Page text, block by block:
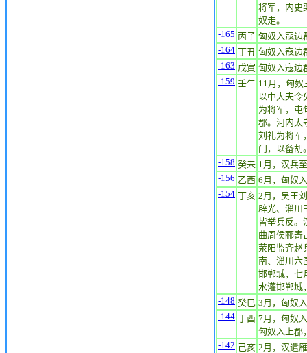
将军，内史
奴走。
-165 丙子 匈奴入寇边
-164 丁丑 匈奴入寇边
-163 戊寅 匈奴入寇边
-159 壬午 11月，匈奴
以中大夫令
为将军，屯
郡。河内太
刘礼为将军
门，以备胡
-158 癸未 1月，汉兵
-156 乙酉 6月，匈奴
-154 丁亥 2月，吴王
辟光、淄川
皆举兵反。
曲周侯郦寄
荥阳监齐赵
南、淄川六
邯郸城，七
水灌邯郸城
-148 癸巳 3月，匈奴
-144 丁酉 7月，匈奴
匈奴入上郡
-142 己亥 2月，汉遣